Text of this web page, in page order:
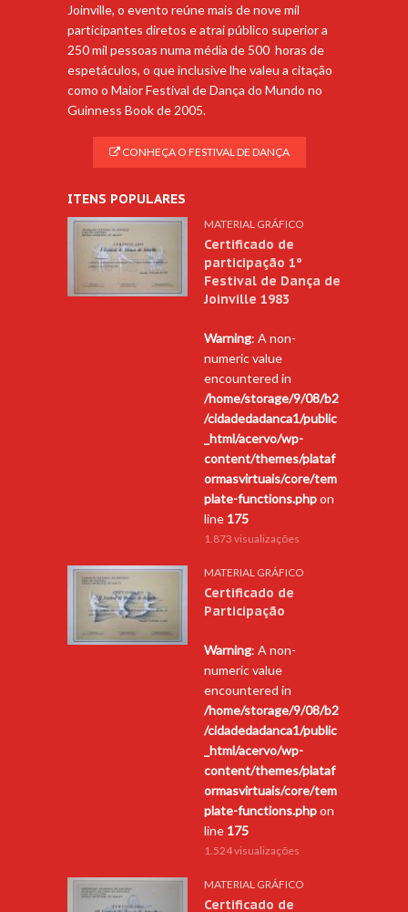
Joinville, o evento reúne mais de nove mil
participantes diretos e atrai público superior a
250 mil pessoas numa média de 500 horas de
espetáculos, o que inclusive lhe valeu a citação
como o Maior Festival de Dança do Mundo no
Guinness Book de 2005.
CONHEÇA O FESTIVAL DE DANÇA
ITENS POPULARES
MATERIAL GRÁFICO
Certificado de
participação 1º
Festival de Dança de
Joinville 1983
Warning: A non-
numeric value
encountered in
/home/storage/9/08/b2
/cidadedadanca1/public
_html/acervo/wp-
content/themes/plataf
ormasvirtuais/core/tem
plate-functions.phpon
line 175
1.873 visualizações
MATERIAL GRÁFICO
Certificado de
Participação
Warning: A non-
numeric value
encountered in
/home/storage/9/08/b2
/cidadedadanca1/public
_html/acervo/wp-
content/themes/plataf
ormasvirtuais/core/tem
plate-functions.phpon
line 175
1.524 visualizações
MATERIAL GRÁFICO
Certificado de